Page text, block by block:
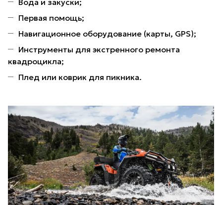
Вода и закуски;
Первая помощь;
Навигационное оборудование (карты, GPS);
Инструменты для экстренного ремонта
квадроцикла;
Плед или коврик для пикника.